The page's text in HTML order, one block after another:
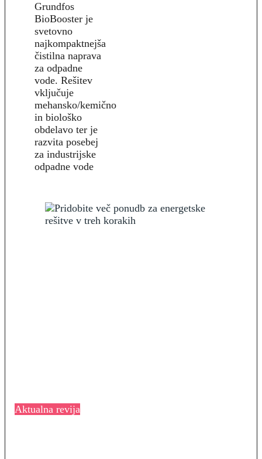
Grundfos
BioBooster je
svetovno
najkompaktnejša
čistilna naprava
za odpadne
vode. Rešitev
vključuje
mehansko/kemično
in biološko
obdelavo ter je
razvita posebej
za industrijske
odpadne vode
Aktualna revija